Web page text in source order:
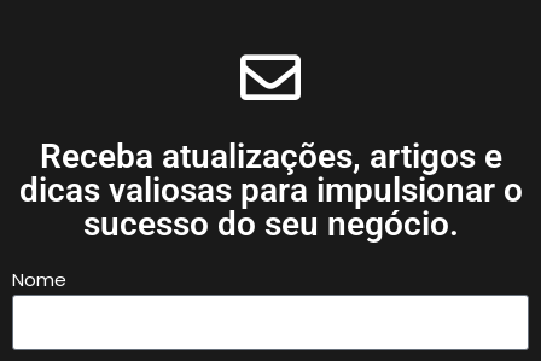
Receba atualizações, artigos e
dicas valiosas para impulsionar o
sucesso do seu negócio.
Nome